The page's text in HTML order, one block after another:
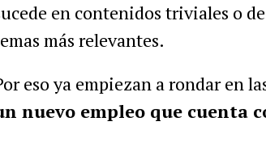
en contenidos triviales o
más relevantes.
eso ya empiezan a rondar en
nuevo empleo que cuenta